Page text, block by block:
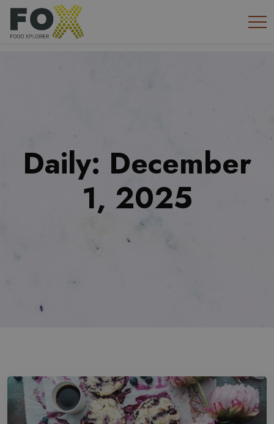
Daily: December
1, 2025